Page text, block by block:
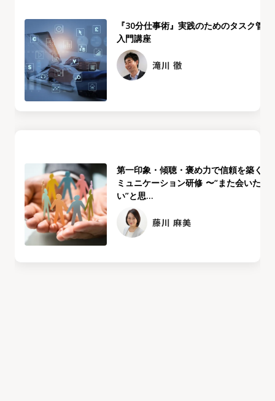
『30分仕事術』実践のためのタスク管理
入門講座
滝川 徹
第一印象・傾聴・褒め力で信頼を築くコ
ミュニケーション研修 〜“また会いた
い”と思...
藤川 麻美